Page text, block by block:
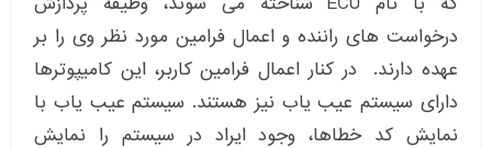
درخواست های راننده و اعمال فرامین مورد نظر وی را بر
عهده دارند. در کنار اعمال فرامین کاربر، این کامیپوترها
دارای سیستم عیب یاب نیز هستند. سیستم عیب یاب با
نمایش کد خطاها، وجود ایراد در سیستم را نمایش